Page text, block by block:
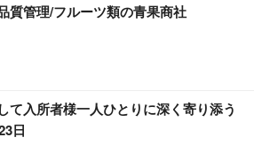
質管理/フルーツ類の青果商社
て入所者様一人ひとりに深く寄り添う
日